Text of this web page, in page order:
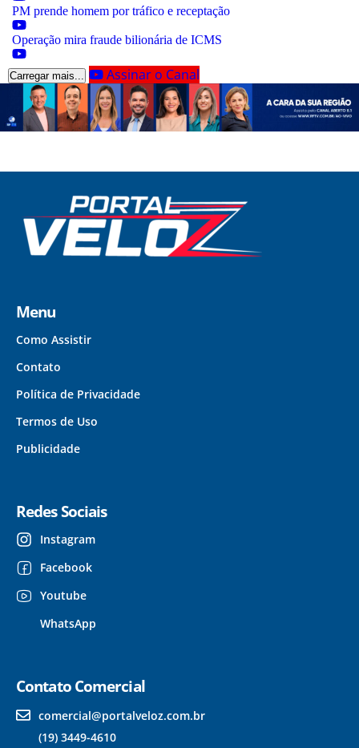
PM prende homem por tráfico e receptação
Operação mira fraude bilionária de ICMS
Carregar mais... Assinar o Canal
Menu
Como Assistir
Contato
Política de Privacidade
Termos de Uso
Publicidade
Redes Sociais
Instagram
Facebook
Youtube
WhatsApp
Contato Comercial
comercial@portalveloz.com.br
(19) 3449-4610